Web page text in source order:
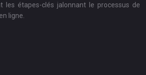
les étapes-clés jalonnant le processus de
ligne.